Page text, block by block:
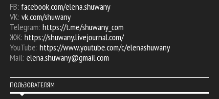
FB: facebook.com/elena.shuwany
VK: vk.com/shuwany
Telegram: https://t.me/shuwany_com
ЖЖ: https://shuwany.livejournal.com/
YouTube: https://www.youtube.com/c/elenashuwany
Mail: elena.shuwany@gmail.com
ПОЛЬЗОВАТЕЛЯМ